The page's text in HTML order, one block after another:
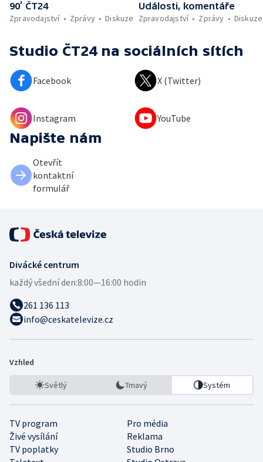
90’ ČT24
Zpravodajství
Zprávy Diskuze
Události, komentáře
Zpravodajství
Zprávy Diskuze
Studio ČT24 na sociálních sítích
Facebook X (Twitter)
Instagram YouTube
Napište nám
Otevřít
kontaktní
formulář
Divácké centrum
každý všední den:8:00—16:00 hodin
261 136 113
info@ceskatelevize.cz
Vzhled
Světlý Tmavý Systém
TV program
Pro média
Živé vysílání
Reklama
TV poplatky
Studio Brno